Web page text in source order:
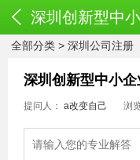
深圳创新型中
全部分类 > 深圳公司注册
深圳创新型中小
提问人： a改变自己 浏